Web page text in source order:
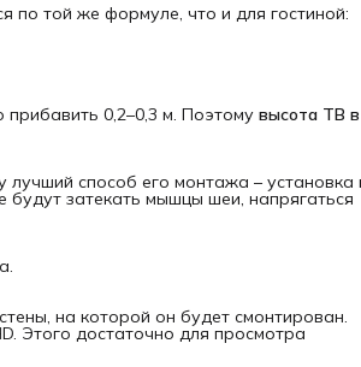
по той же формуле, что и для гостиной:
0,2–0,3 м. Поэтому высота ТВ в
способ его монтажа – установка
будут затекать мышцы шеи, напрягаться
на которой он будет смонтирован.
Этого достаточно для просмотра